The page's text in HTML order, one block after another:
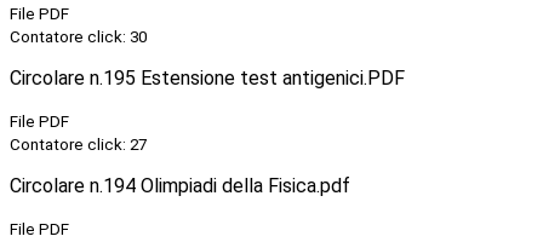
File PDF
Contatore click: 30
Circolare n.195 Estensione test antigenici.PDF
File PDF
Contatore click: 27
Circolare n.194 Olimpiadi della Fisica.pdf
File PDF